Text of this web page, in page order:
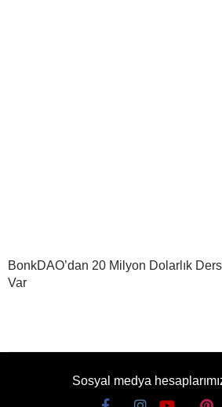
BonkDAO’dan 20 Milyon Dolarlık
Var
Sosyal medya